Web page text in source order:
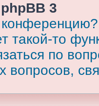
3
конференцию?
такой-то
по
вопросов,